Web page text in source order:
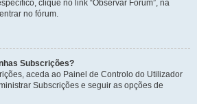
clique no link “Observar Fórum”, na
no fórum.
Subscrições?
aceda ao Painel de Controlo do Utilizador
Subscrições e seguir as opções de